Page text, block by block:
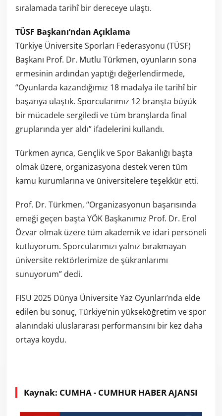
sıralamada tarihî bir dereceye ulaştı.
TÜSF Başkanı’ndan Açıklama
Türkiye Üniversite Sporları Federasyonu (TÜSF)
Başkanı Prof. Dr. Mutlu Türkmen, oyunların sona
ermesinin ardından yaptığı değerlendirmede,
“Oyunlarda kazandığımız 18 madalya ile tarihî bir
başarıya ulaştık. Sporcularımız 12 branşta büyük
bir mücadele sergiledi ve tüm branşlarda final
gruplarında yer aldı” ifadelerini kullandı.
Türkmen ayrıca, Gençlik ve Spor Bakanlığı başta
olmak üzere, organizasyona destek veren tüm
kamu kurumlarına ve üniversitelere teşekkür etti.
Prof. Dr. Türkmen, “Organizasyonun başarısında
emeği geçen başta YÖK Başkanımız Prof. Dr. Erol
Özvar olmak üzere tüm akademik ve idari personeli
kutluyorum. Sporcularımızı yalnız bırakmayan
üniversite rektörlerimize de şükranlarımı
sunuyorum” dedi.
FISU 2025 Dünya Üniversite Yaz Oyunları’nda elde
edilen bu sonuç, Türkiye’nin yükseköğretim ve spor
alanındaki uluslararası performansını bir kez daha
ortaya koydu.
Kaynak: CUMHA - CUMHUR HABER AJANSI